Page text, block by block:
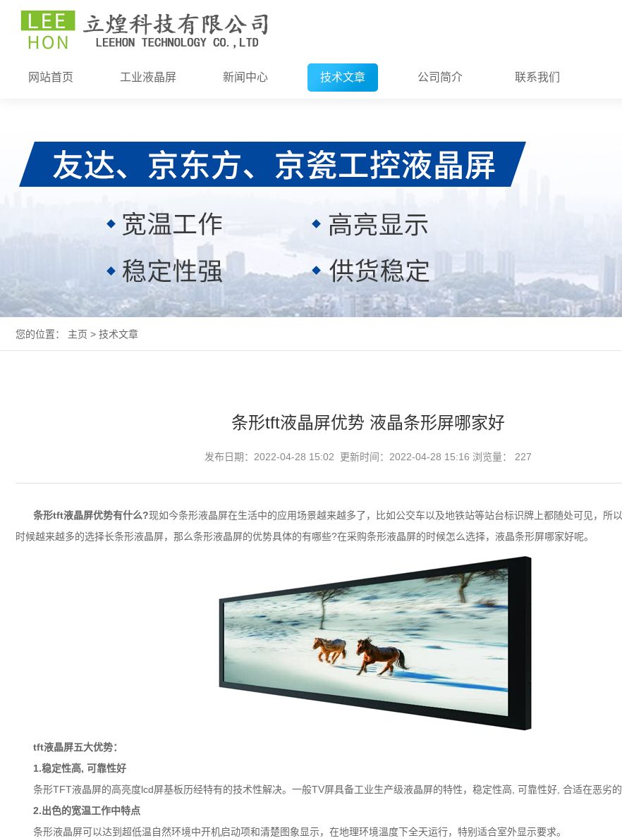
网站首页 工业液晶屏 新闻中心 技术文章 公司简介 联系我们
您的位置： 主页 > 技术文章
条形tft液晶屏优势 液晶条形屏哪家好
发布日期：2022-04-28 15:02 更新时间：2022-04-28 15:16 浏览量： 227
条形tft液晶屏优势有什么?现如今条形液晶屏在生活中的应用场景越来越多了，比如公交车以及地铁站等站台标识牌上都随处可见，所
时候越来越多的选择长条形液晶屏，那么条形液晶屏的优势具体的有哪些?在采购条形液晶屏的时候怎么选择，液晶条形屏哪家好呢。
tft液晶屏五大优势：
1.稳定性高, 可靠性好
条形TFT液晶屏的高亮度lcd屏基板历经特有的技术性解决。一般TV屏具备工业生产级液晶屏的特性，稳定性高, 可靠性好, 合适在恶劣的
2.出色的宽温工作中特点
条形液晶屏可以达到超低温自然环境中开机启动项和清楚图象显示，在地理环境溫度下全天运行，特别适合室外显示要求。